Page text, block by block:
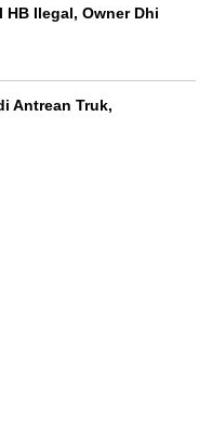
HB Ilegal, Owner Dhi
Antrean Truk,